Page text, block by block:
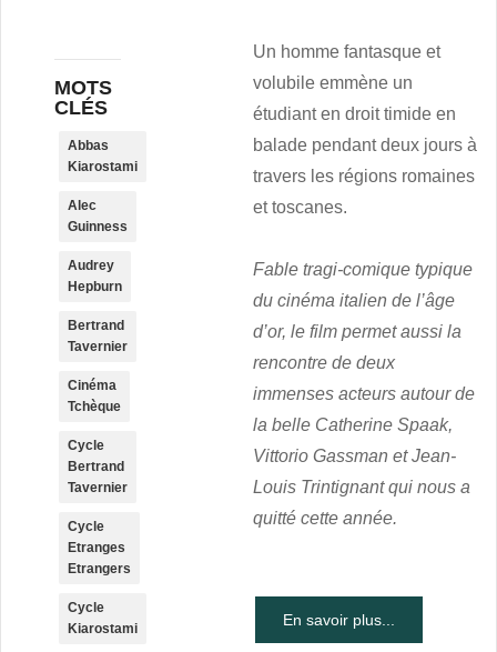
Un homme fantasque et
volubile emmène un
étudiant en droit timide en
balade pendant deux jours à
travers les régions romaines
et toscanes.
Fable tragi-comique typique
du cinéma italien de l’âge
d’or, le film permet aussi la
rencontre de deux
immenses acteurs autour de
la belle Catherine Spaak,
Vittorio Gassman et Jean-
Louis Trintignant qui nous a
quitté cette année.
En savoir plus...
MOTS
CLÉS
Abbas
Kiarostami
Alec
Guinness
Audrey
Hepburn
Bertrand
Tavernier
Cinéma
Tchèque
Cycle
Bertrand
Tavernier
Cycle
Etranges
Etrangers
Cycle
Kiarostami